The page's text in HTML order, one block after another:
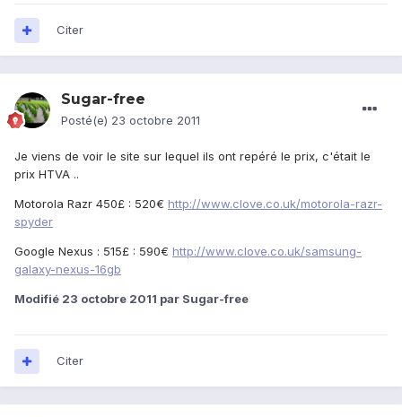
Citer
Sugar-free
Posté(e) 23 octobre 2011
Je viens de voir le site sur lequel ils ont repéré le prix, c'était le
prix HTVA ..
Motorola Razr 450£ : 520€ http://www.clove.co.uk/motorola-razr-
spyder
Google Nexus : 515£ : 590€ http://www.clove.co.uk/samsung-
galaxy-nexus-16gb
Modifié 23 octobre 2011 par Sugar-free
Citer